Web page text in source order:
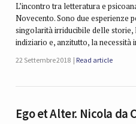
L’incontro tra letteratura e
Novecento. Sono due esperienze
singolarità irriducibile delle storie,
indiziario e, anzitutto, la necessità
22 Settembre 2018 Read article
Ego et Alter. Nicola da